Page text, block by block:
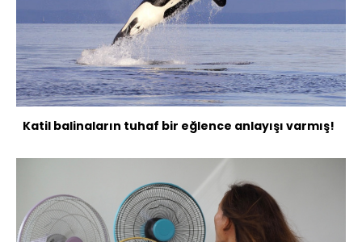
Katil balinaların tuhaf bir eğlence anlayışı varmış!